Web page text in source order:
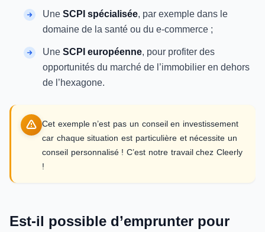
Une SCPI spécialisée, par exemple dans le
domaine de la santé ou du e-commerce ;
Une SCPI européenne, pour profiter des
opportunités du marché de l’immobilier en dehors
de l’hexagone.
Cet exemple n’est pas un conseil en investissement
car chaque situation est particulière et nécessite un
conseil personnalisé ! C’est notre travail chez Cleerly
!
Est-il possible d’emprunter pour